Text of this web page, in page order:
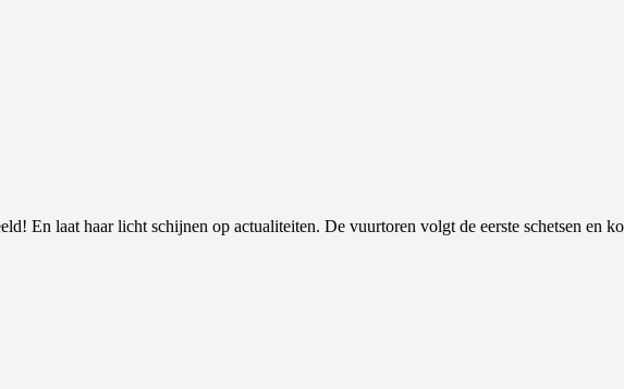
En laat haar licht schijnen op actualiteiten. De vuurtoren volgt de eerste schetsen en